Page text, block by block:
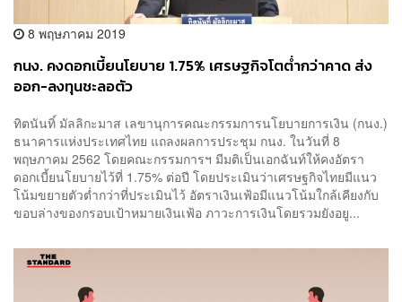
8 พฤษภาคม 2019
กนง. คงดอกเบี้ยนโยบาย 1.75% เศรษฐกิจโตต่ำกว่าคาด ส่ง
ออก-ลงทุนชะลอตัว
ทิตนันทิ์ มัลลิกะมาส เลขานุการคณะกรรมการนโยบายการเงิน (กนง.)
ธนาคารแห่งประเทศไทย แถลงผลการประชุม กนง. ในวันที่ 8
พฤษภาคม 2562 โดยคณะกรรมการฯ มีมติเป็นเอกฉันท์ให้คงอัตรา
ดอกเบี้ยนโยบายไว้ที่ 1.75% ต่อปี โดยประเมินว่าเศรษฐกิจไทยมีแนว
โน้มขยายตัวต่ำกว่าที่ประเมินไว้ อัตราเงินเฟ้อมีแนวโน้มใกล้เคียงกับ
ขอบล่างของกรอบเป้าหมายเงินเฟ้อ ภาวะการเงินโดยรวมยังอยู...